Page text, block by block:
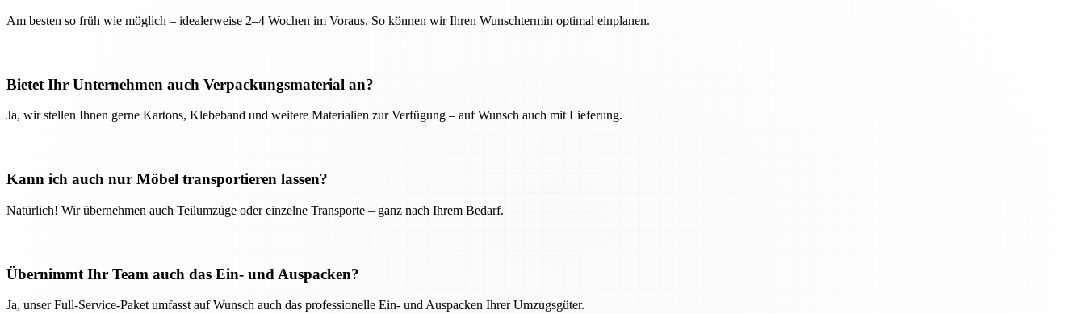
Am besten so früh wie möglich – idealerweise 2–4 Wochen im Voraus. So können wir Ihren Wunschtermin optimal einplanen.
Bietet Ihr Unternehmen auch Verpackungsmaterial an?
Ja, wir stellen Ihnen gerne Kartons, Klebeband und weitere Materialien zur Verfügung – auf Wunsch auch mit Lieferung.
Kann ich auch nur Möbel transportieren lassen?
Natürlich! Wir übernehmen auch Teilumzüge oder einzelne Transporte – ganz nach Ihrem Bedarf.
Übernimmt Ihr Team auch das Ein- und Auspacken?
Ja, unser Full-Service-Paket umfasst auf Wunsch auch das professionelle Ein- und Auspacken Ihrer Umzugsgüter.